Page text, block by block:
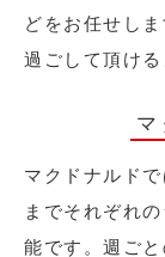
どをお任せし
過ごして頂け
マクドナルド
までそれぞれ
能です。週ご